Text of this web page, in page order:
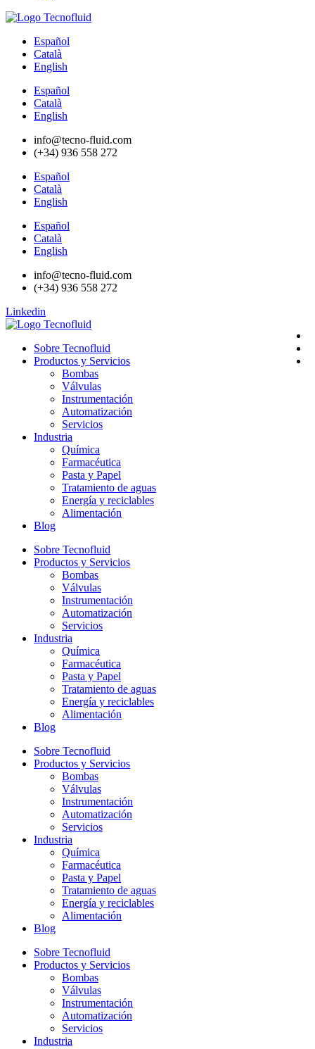
Español
Català
English
Español
Català
English
info@tecno-fluid.com
(+34) 936 558 272
Español
Català
English
Español
Català
English
info@tecno-fluid.com
(+34) 936 558 272
Linkedin
Sobre Tecnofluid
Productos y Servicios
Bombas
Válvulas
Instrumentación
Automatización
Servicios
Industria
Química
Farmacéutica
Pasta y Papel
Tratamiento de aguas
Energía y reciclables
Alimentación
Blog
Sobre Tecnofluid
Productos y Servicios
Bombas
Válvulas
Instrumentación
Automatización
Servicios
Industria
Química
Farmacéutica
Pasta y Papel
Tratamiento de aguas
Energía y reciclables
Alimentación
Blog
Sobre Tecnofluid
Productos y Servicios
Bombas
Válvulas
Instrumentación
Automatización
Servicios
Industria
Química
Farmacéutica
Pasta y Papel
Tratamiento de aguas
Energía y reciclables
Alimentación
Blog
Sobre Tecnofluid
Productos y Servicios
Bombas
Válvulas
Instrumentación
Automatización
Servicios
Industria